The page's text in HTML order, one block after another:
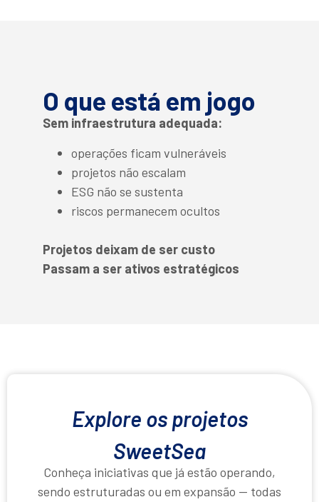
Sem infraestrutura adequada:
operações ficam vulneráveis
projetos não escalam
ESG não se sustenta
riscos permanecem ocultos
Projetos deixam de ser custo
Passam a ser ativos estratégicos
O que está em jogo
Explore os projetos
SweetSea
Conheça iniciativas que já estão operando,
sendo estruturadas ou em expansão — todas